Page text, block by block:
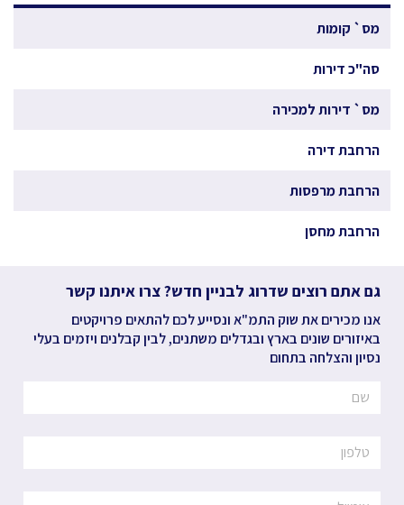
מס` קומות
סה"כ דירות
מס` דירות למכירה
הרחבת דירה
הרחבת מרפסות
הרחבת מחסן
גם אתם רוצים שדרוג לבניין חדש? צרו איתנו קשר
אנו מכירים את שוק התמ"א ונסייע לכם להתאים פרויקטים
באיזורים שונים בארץ ובגדלים משתנים, לבין קבלנים ויזמים בעלי
נסיון והצלחה בתחום